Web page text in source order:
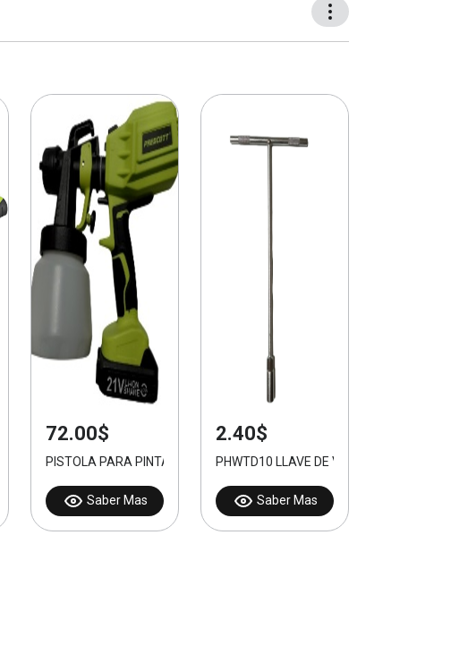
72.00$
PISTOLA PARA PINTAR INALÁMBRICA 21V
Saber Mas
2.40$
PHWTD10 LLAVE DE VASTAGO EN T
Saber Mas